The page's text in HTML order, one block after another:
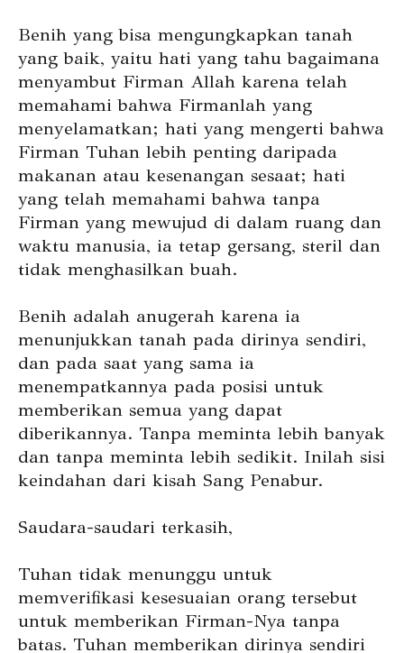
Benih yang bisa mengungkapkan tanah
yang baik, yaitu hati yang tahu bagaimana
menyambut Firman Allah karena telah
memahami bahwa Firmanlah yang
menyelamatkan; hati yang mengerti bahwa
Firman Tuhan lebih penting daripada
makanan atau kesenangan sesaat; hati
yang telah memahami bahwa tanpa
Firman yang mewujud di dalam ruang dan
waktu manusia, ia tetap gersang, steril dan
tidak menghasilkan buah.
Benih adalah anugerah karena ia
menunjukkan tanah pada dirinya sendiri,
dan pada saat yang sama ia
menempatkannya pada posisi untuk
memberikan semua yang dapat
diberikannya. Tanpa meminta lebih banyak
dan tanpa meminta lebih sedikit. Inilah sisi
keindahan dari kisah Sang Penabur.
Saudara-saudari terkasih,
Tuhan tidak menunggu untuk
memverifikasi kesesuaian orang tersebut
untuk memberikan Firman-Nya tanpa
batas. Tuhan memberikan dirinya sendiri